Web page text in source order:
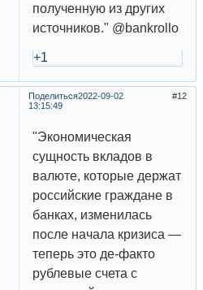
полученную из других
источников." @bankrollo
+1
Поделиться 12
2022-09-02
13:15:49
"Экономическая
сущность вкладов в
валюте, которые держат
российские граждане в
банках, изменилась
после начала кризиса —
теперь это де-факто
рублевые счета с